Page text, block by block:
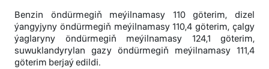
Benzin öndürmegiň meýilnamasy 110 göterim, dizel
ýangyjyny öndürmegiň meýilnamasy 110,4 göterim, çalgy
ýaglaryny öndürmegiň meýilnamasy 124,1 göterim,
suwuklandyrylan gazy öndürmegiň meýilnamasy 111,4
göterim berjaý edildi.